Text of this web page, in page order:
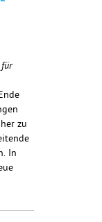
für
zu
In